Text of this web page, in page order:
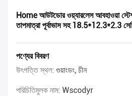
Home আউটডোর ওয়্যারলেস আবহাওয়া
তাপমাত্রা পূর্বাভাস সহ 18.5*12.3*2.3
পণ্যের বিবরণ
উৎপত্তি স্থল: গুয়াংডং, চীন
পরিচিতিমুলক নাম: Wscodyr